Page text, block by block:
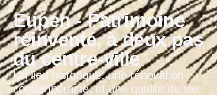
Eupen - Patrimoine
réinventé, à deux pas
du centre-ville
Un lieu historique, une rénovation
contemporaine, et une qualité de vie